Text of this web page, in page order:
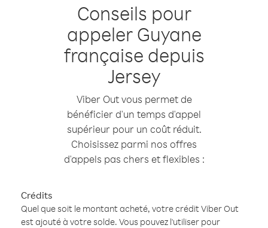
Conseils pour
appeler Guyane
française depuis
Jersey
Viber Out vous permet de
bénéficier d'un temps d'appel
supérieur pour un coût réduit.
Choisissez parmi nos offres
d'appels pas chers et flexibles :
Crédits
Quel que soit le montant acheté, votre crédit Viber Out
est ajouté à votre solde. Vous pouvez l'utiliser pour